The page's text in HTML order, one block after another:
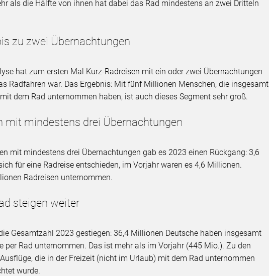
als die Hälfte von ihnen hat dabei das Rad mindestens an zwei Dritteln
zu zwei Übernachtungen
hat zum ersten Mal Kurz-Radreisen mit ein oder zwei Übernachtungen
Radfahren war. Das Ergebnis: Mit fünf Millionen Menschen, die insgesamt
dem Rad unternommen haben, ist auch dieses Segment sehr groß.
mit mindestens drei Übernachtungen
mit mindestens drei Übernachtungen gab es 2023 einen Rückgang: 3,6
für eine Radreise entschieden, im Vorjahr waren es 4,6 Millionen.
Radreisen unternommen.
steigen weiter
Gesamtzahl 2023 gestiegen: 36,4 Millionen Deutsche haben insgesamt
per Rad unternommen. Das ist mehr als im Vorjahr (445 Mio.). Zu den
die in der Freizeit (nicht im Urlaub) mit dem Rad unternommen
wurde.